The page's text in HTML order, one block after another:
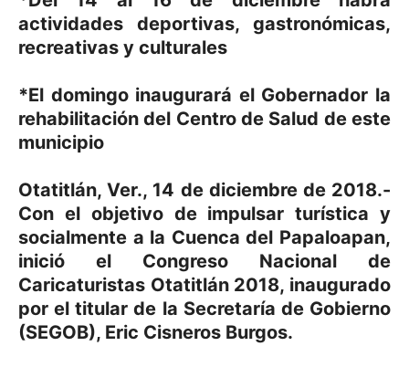
actividades deportivas, gastronómicas,
recreativas y culturales
*El domingo inaugurará el Gobernador la
rehabilitación del Centro de Salud de este
municipio
Otatitlán, Ver., 14 de diciembre de 2018.-
Con el objetivo de impulsar turística y
socialmente a la Cuenca del Papaloapan,
inició el Congreso Nacional de
Caricaturistas Otatitlán 2018, inaugurado
por el titular de la Secretaría de Gobierno
(SEGOB), Eric Cisneros Burgos.